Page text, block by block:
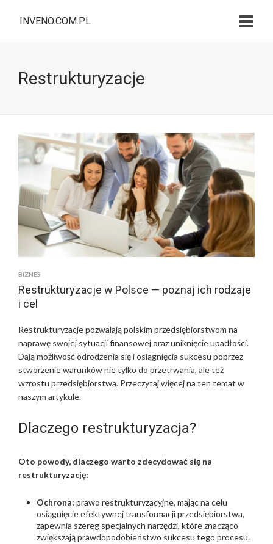
INVENO.COM.PL
Restrukturyzacje
BIZNES
Restrukturyzacje w Polsce — poznaj ich rodzaje
i cel
Restrukturyzacje pozwalają polskim przedsiębiorstwom na
naprawę swojej sytuacji finansowej oraz uniknięcie upadłości.
Dają możliwość odrodzenia się i osiągnięcia sukcesu poprzez
stworzenie warunków nie tylko do przetrwania, ale też
wzrostu przedsiębiorstwa. Przeczytaj więcej na ten temat w
naszym artykule.
Dlaczego restrukturyzacja?
Oto powody, dlaczego warto zdecydować się na
restrukturyzację:
Ochrona: prawo restrukturyzacyjne, mając na celu
osiągnięcie efektywnej transformacji przedsiębiorstwa,
zapewnia szereg specjalnych narzędzi, które znacząco
zwiększają prawdopodobieństwo sukcesu tego procesu.